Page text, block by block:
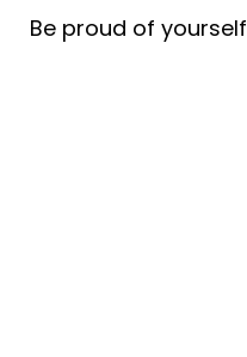
Be proud of yourself ​​​